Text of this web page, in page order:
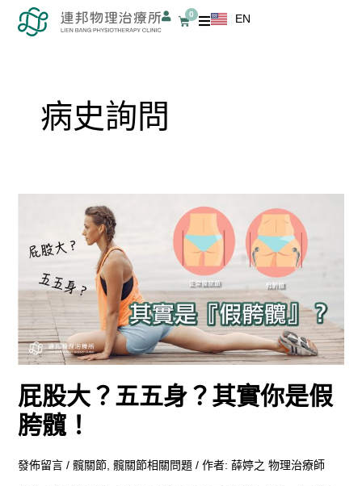
0
購
EN
病史詢問
屁股大？五五身？其實你是假
胯髖！
發佈留言 / 髖關節, 髖關節相關問題/ 作者: 薛婷之 物理治療師
大？
五
其
實
是
假
胯